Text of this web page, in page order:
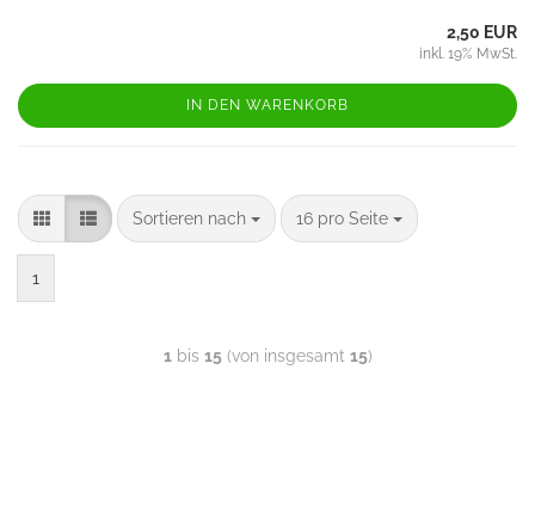
2,50 EUR
inkl. 19% MwSt.
IN DEN WARENKORB
Sortieren nach 16 pro Seite
1
1bis 15(von insgesamt 15)